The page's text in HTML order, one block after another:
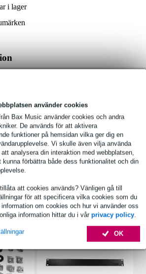
använder cookies
Bax Music använder cookies och andra
De används för att aktivera
funktioner på hemsidan vilka ger dig en
Vi skulle även vilja använda
analysera din interaktion med webbplatsen,
kunna förbättra både dess funktionalitet och din
att cookies används? Vänligen gå till
för att specificera vilka cookies som du
om cookies och hur vi använder oss
information hittar du i vår privacy policy.
OK
i lager